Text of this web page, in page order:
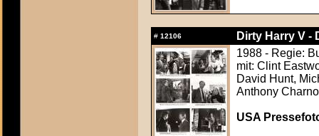
# 12106
Dirty Harry V -
1988 - Regie:
mit: Clint
David Hunt,
Anthony
USA